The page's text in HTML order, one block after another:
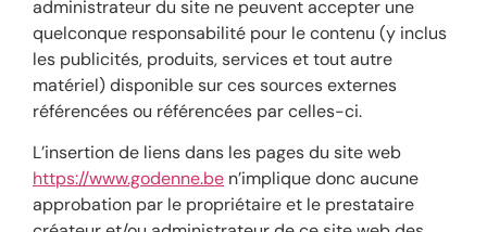
administrateur du site ne peuvent accepter une
quelconque responsabilité pour le contenu (y inclus
les publicités, produits, services et tout autre
matériel) disponible sur ces sources externes
référencées ou référencées par celles-ci.
L’insertion de liens dans les pages du site web
https://www.godenne.be n’implique donc aucune
approbation par le propriétaire et le prestataire